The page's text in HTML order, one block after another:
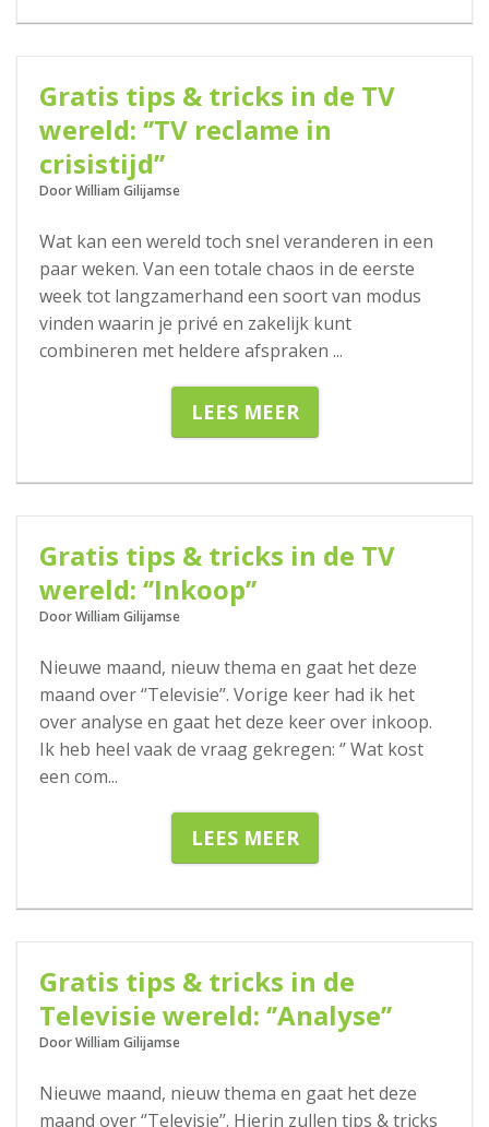
31-03-2020
Gratis tips & tricks in de TV
wereld: ‘’TV reclame in
crisistijd’’
Door William Gilijamse
Wat kan een wereld toch snel veranderen in een
paar weken. Van een totale chaos in de eerste
week tot langzamerhand een soort van modus
vinden waarin je privé en zakelijk kunt
combineren met heldere afspraken ...
LEES MEER
12-03-2020
Gratis tips & tricks in de TV
wereld: ‘’Inkoop’’
Door William Gilijamse
Nieuwe maand, nieuw thema en gaat het deze
maand over ‘’Televisie’’. Vorige keer had ik het
over analyse en gaat het deze keer over inkoop.
Ik heb heel vaak de vraag gekregen: ‘’ Wat kost
een com...
LEES MEER
05-03-2020
Gratis tips & tricks in de
Televisie wereld: ‘’Analyse’’
Door William Gilijamse
Nieuwe maand, nieuw thema en gaat het deze
maand over ‘’Televisie’’. Hierin zullen tips & tricks